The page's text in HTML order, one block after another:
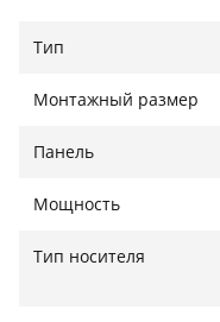
дюймовый
четкость
более компактным,
Беспроводная
Тип
Монтажный размер
Панель
Мощность
Тип носителя